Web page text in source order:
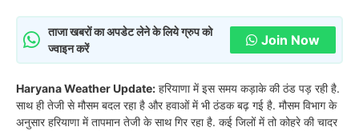
ताजा खबरों का अपडेट लेने के लिये ग्रुप को
ज्वाइन करें
Join Now
Haryana Weather Update: हरियाणा में इस समय कड़ाके की ठंड पड़ रही है.
साथ ही तेजी से मौसम बदल रहा है और हवाओं में भी ठंडक बढ़ गई है. मौसम विभाग के
अनुसार हरियाणा में तापमान तेजी के साथ गिर रहा है. कई जिलों में तो कोहरे की चादर